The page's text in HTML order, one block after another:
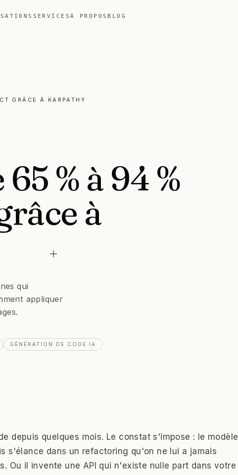
SERVICES À PROPOS BLOG
GRÂCE À KARPATHY
65 % à 94 %
à
qui
appliquer
GÉNÉRATION DE CODE IA
depuis quelques mois. Le constat s'impose : le modèle
s'élance dans un refactoring qu'on ne lui a jamais
Ou il invente une API qui n'existe nulle part dans votre